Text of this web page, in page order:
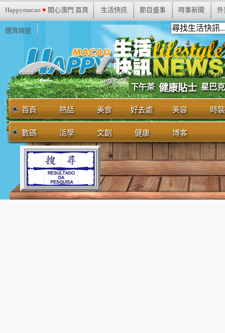
Happymacao ♥ 開心澳門 首頁 生活快訊 節目盛事 時事新聞 外
體育頻道
下午茶 健康貼士 星巴克
首頁 熱話 美食 好去處 美容 時裝
數碼 活學 文創 健康 博客